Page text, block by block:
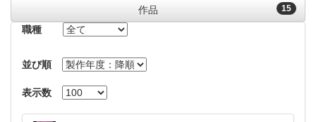
15
作品
職種
並び順
表示数